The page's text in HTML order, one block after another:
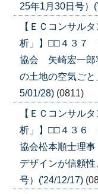
25年1月30日号）
【ＥＣコンサル
析」】□□４３７
協会 矢崎宏一
の土地の空気ご
5/01/28) (0811)
【ＥＣコンサル
析」】□□４３６
協会松本順士理
デザインが信頼
号）('24/12/17)